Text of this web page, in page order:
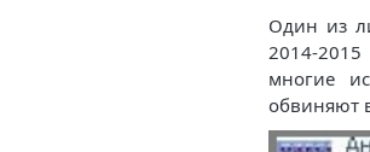
Один из
2014-2015
многие
обвиняют